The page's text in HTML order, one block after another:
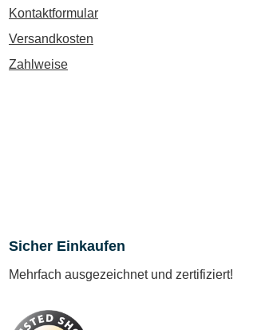
Kontaktformular
Versandkosten
Zahlweise
Sicher Einkaufen
Mehrfach ausgezeichnet und zertifiziert!